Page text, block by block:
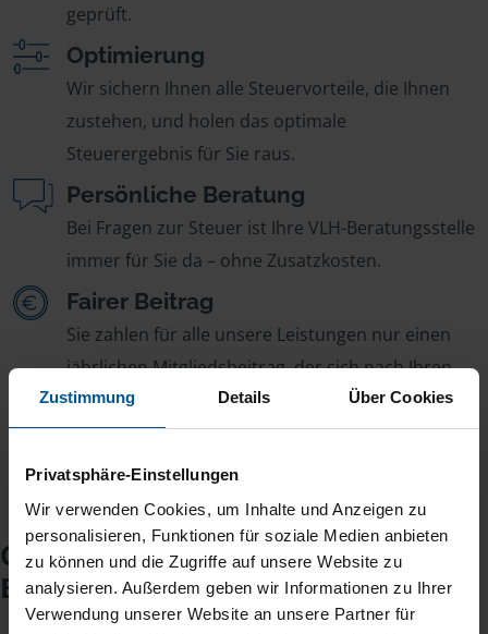
Zustimmung Details Über Cookies
Privatsphäre-Einstellungen
Wir verwenden Cookies, um Inhalte und Anzeigen zu
personalisieren, Funktionen für soziale Medien anbieten
zu können und die Zugriffe auf unsere Website zu
analysieren. Außerdem geben wir Informationen zu Ihrer
Verwendung unserer Website an unsere Partner für
geprüft.
Optimierung
Wir sichern Ihnen alle Steuervorteile, die Ihnen
zustehen, und holen das optimale
Steuerergebnis für Sie raus.
Persönliche Beratung
Bei Fragen zur Steuer ist Ihre VLH-Beratungsstelle
immer für Sie da – ohne Zusatzkosten.
Fairer Beitrag
Sie zahlen für alle unsere Leistungen nur einen
jährlichen Mitgliedsbeitrag, der sich nach Ihren
Jahreseinnahmen richtet.
Checkliste für Ihr
Beratungsgespräch